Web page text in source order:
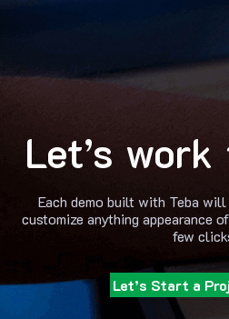
Let’s Start a
Let’s
Each demo built with Teba
customize anything appearance
few